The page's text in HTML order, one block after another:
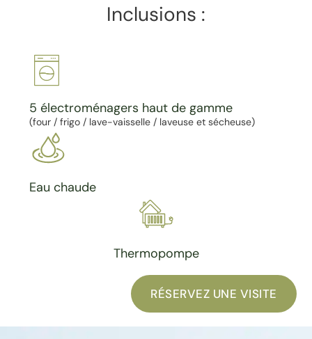
Inclusions :
5 électroménagers haut de gamme
(four / frigo / lave-vaisselle / laveuse et sécheuse)
Eau chaude
Thermopompe
RÉSERVEZ UNE VISITE